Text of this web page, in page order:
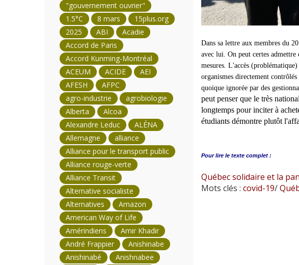
Dans sa lettre aux membres du
avec lui. On peut certes
mesures. L'accès
organismes directement
quoique ignorée par des
peut penser que le très
longtemps pour inciter à
étudiants démontre plutôt
Pour lire le texte complet :
Québec solidaire et la
Mots clés : covid-19/
"gouvernement ouvrier"
1.5°C
8 mars
15plus.org
2025
ABI
Acadie
Accord de Paris
Accord Kunming-Montréal
ACEUM
ACIDE
AEI
AFESH
AFPC
agro-industrie
agrobiologie
Alberta
Alcoa
Alexandre Leduc
ALÉNA
Allemagne
alliance
Alliance pour le transport public
Alliance rouge-verte
Alliance Transit
Alternative socialiste
Alternatives
Amazon
American Way of Life
Amérindiens
Amir Khadir
André Frappier
Anishinabe
Anishinabé
Anishnabee